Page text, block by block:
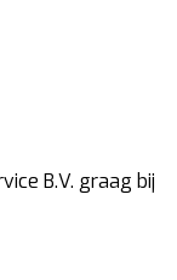
B.V. graag bij